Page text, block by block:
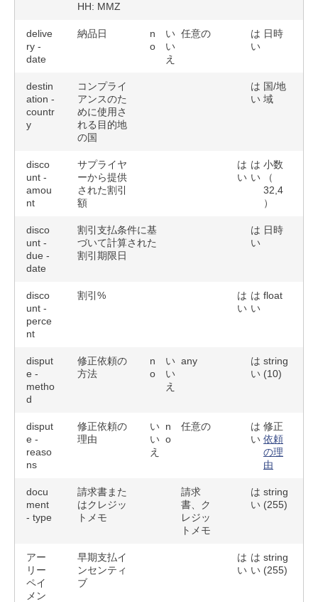
HH: MMZ
delive
ry -
date
納品日
n
o
い
い
え
任意の
は
い
日時
destin
ation -
countr
y
コンプライ
アンスのた
めに使用さ
れる目的地
の国
は
い
国/地
域
disco
unt -
amou
nt
サプライヤ
ーから提供
された割引
額
は
い
は
い
小数
（
32,4
）
disco
unt -
due -
date
割引支払条件に基
づいて計算された
割引期限日
は
い
日時
disco
unt -
perce
nt
割引%
は
い
は
い
float
disput
e -
metho
d
修正依頼の
方法
n
o
い
い
え
any
は
い
string
(10)
disput
e -
reaso
ns
修正依頼の
理由
い
い
え
n
o
任意の
は
い
修正
依頼
の理
由
docu
ment
- type
請求書また
はクレジッ
トメモ
請求
書、ク
レジッ
トメモ
は
い
string
(255)
アー
リー
ペイ
メン
早期支払イ
ンセンティ
ブ
は
い
は
い
string
(255)